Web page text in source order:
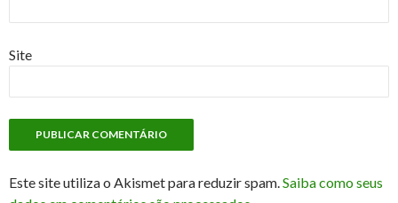
Site
Este site utiliza o Akismet para reduzir spam.Saiba como seus